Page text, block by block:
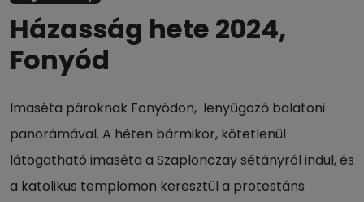
Házasság hete 2024,
Fonyód
Imaséta pároknak Fonyódon, lenyűgöző balatoni
panorámával. A héten bármikor, kötetlenül
látogatható imaséta a Szaplonczay sétányról indul, és
a katolikus templomon keresztül a protestáns